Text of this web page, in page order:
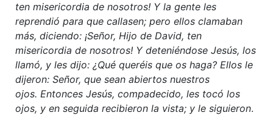
ten misericordia de nosotros! Y la gente les
reprendió para que callasen; pero ellos clamaban
más, diciendo: ¡Señor, Hijo de David, ten
misericordia de nosotros! Y deteniéndose Jesús, los
llamó, y les dijo: ¿Qué queréis que os haga? Ellos le
dijeron: Señor, que sean abiertos nuestros
ojos. Entonces Jesús, compadecido, les tocó los
ojos, y en seguida recibieron la vista; y le siguieron.